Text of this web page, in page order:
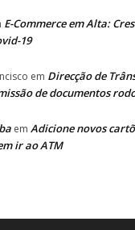
E-Commerce em Alta:
19
em Direcção de
de documentos
em Adicione novos
ir ao ATM